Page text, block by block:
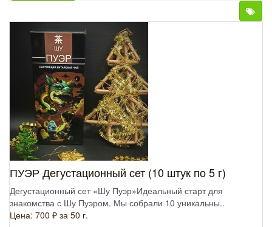
ПУЭР Дегустационный сет (10 штук по 5 г)
Дегустационный сет «Шу Пуэр»Идеальный старт для
знакомства с Шу Пуэром. Мы собрали 10 уникальны..
Цена: 700 ₽ за 50 г.